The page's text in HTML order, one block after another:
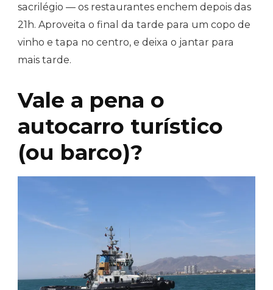
sacrilégio — os restaurantes enchem depois das
21h. Aproveita o final da tarde para um copo de
vinho e tapa no centro, e deixa o jantar para
mais tarde.
Vale a pena o
autocarro turístico
(ou barco)?